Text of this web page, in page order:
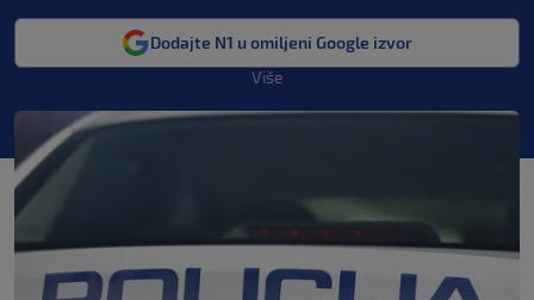
Dodajte N1 u omiljeni Google izvor
Više